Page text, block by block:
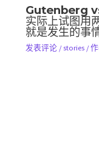
Gutenberg
实际上试图用
就是发生的事
发表评论 /stories/ 作